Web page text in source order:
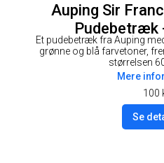
Auping Sir
Pudebetræk
Et pudebetræk fra Auping
grønne og blå farvetoner,
størrelsen
100
Se
Mere